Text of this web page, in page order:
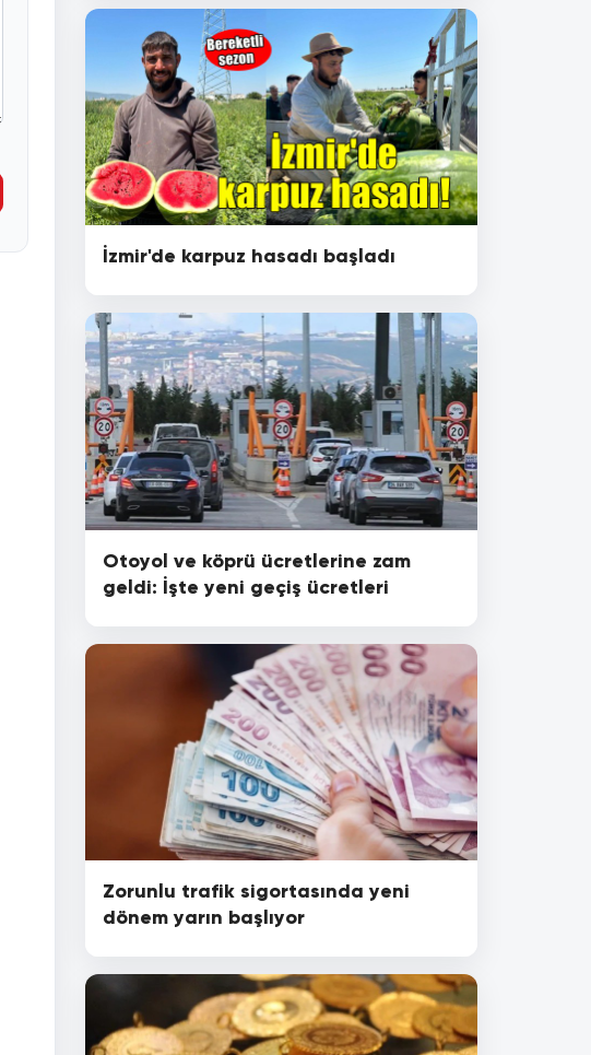
İzmir'de karpuz hasadı başladı
Otoyol ve köprü ücretlerine zam
geldi: İşte yeni geçiş ücretleri
Zorunlu trafik sigortasında yeni
dönem yarın başlıyor